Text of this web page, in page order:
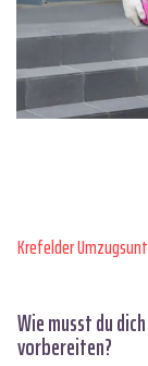
Krefelder
Wie musst du
vorbereiten?